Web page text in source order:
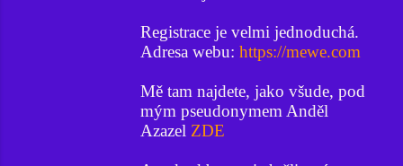
Registrace je velmi jednoduchá.
Adresa webu: https://mewe.com
Mě tam najdete, jako všude, pod
mým pseudonymem Anděl
Azazel ZDE